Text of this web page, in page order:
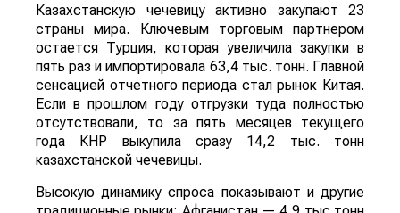
Казахстанскую чечевицу активно закупают 23
страны мира. Ключевым торговым партнером
остается Турция, которая увеличила закупки в
пять раз и импортировала 63,4 тыс. тонн. Главной
сенсацией отчетного периода стал рынок Китая.
Если в прошлом году отгрузки туда полностью
отсутствовали, то за пять месяцев текущего
года КНР выкупила сразу 14,2 тыс. тонн
казахстанской чечевицы.
Высокую динамику спроса показывают и другие